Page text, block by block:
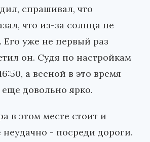
спрашивал, что
что из-за солнца не
Его уже не первый раз
он. Судя по настройкам
а весной в это время
довольно ярко.
в этом месте стоит и
неудачно - посреди дороги.